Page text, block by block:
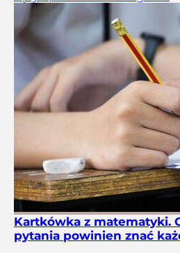
Kartkówka z matematyki.
pytania powinien znać